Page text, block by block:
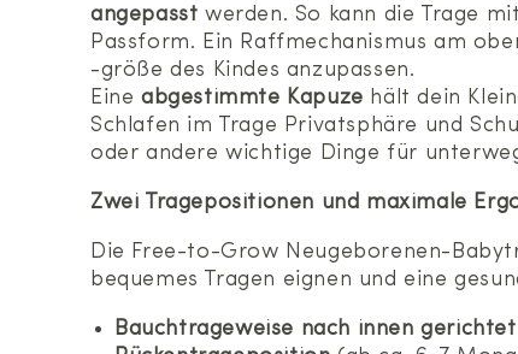
angepasst werden. So kann die Trage
Passform. Ein Raffmechanismus am
-größe des Kindes anzupassen.
Eine abgestimmte Kapuze hält dein
Schlafen im Trage Privatsphäre und
oder andere wichtige Dinge für
Zwei Tragepositionen und maximale
Die Free-to-Grow Neugeborenen-
bequemes Tragen eignen und eine
Bauchtrageweise nach innen